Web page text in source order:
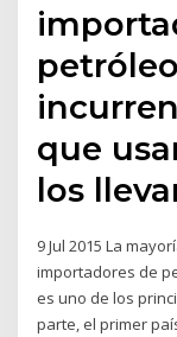
que
los
9 Jul 2015 La
importadores de
es uno de los
parte, el primer